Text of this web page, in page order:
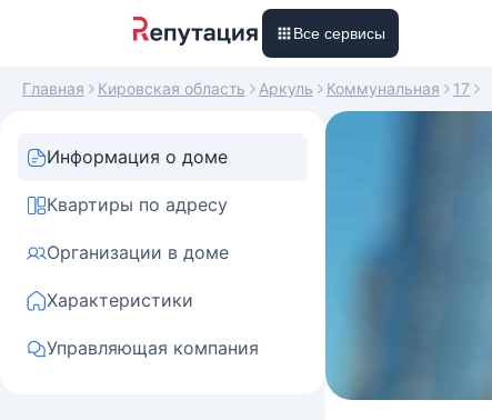
Все сервисы
Главная Кировская область Аркуль Коммунальная 17
Информация о доме
Квартиры по адресу
Организации в доме
Характеристики
Управляющая компания